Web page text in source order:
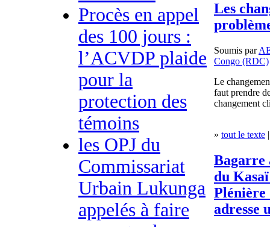
Procès en appel
des 100 jours :
l’ACVDP plaide
pour la
protection des
témoins
les OPJ du
Commissariat
Urbain Lukunga
appelés à faire
Les
Soumis par
Congo (RDC)
Le
faut prendre
changement
» tout le texte
Bagarre
du
Plénière
adresse